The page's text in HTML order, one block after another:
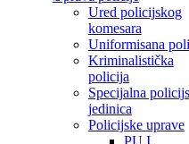
Ured policijskog
komesara
Uniformisana
Kriminalistička
policija
Specijalna
jedinica
Policijske uprave
PU I